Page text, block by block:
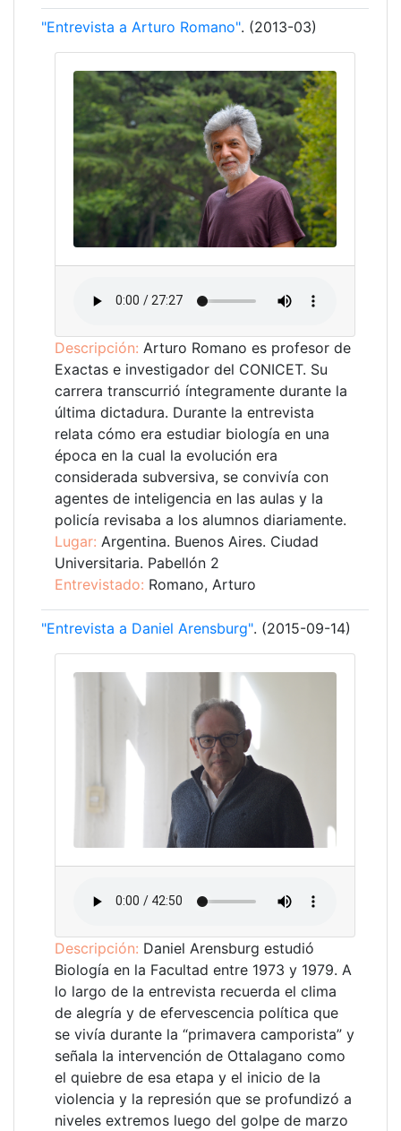
"Entrevista a Arturo Romano". (2013-03)
Descripción: Arturo Romano es profesor de
Exactas e investigador del CONICET. Su
carrera transcurrió íntegramente durante la
última dictadura. Durante la entrevista
relata cómo era estudiar biología en una
época en la cual la evolución era
considerada subversiva, se convivía con
agentes de inteligencia en las aulas y la
policía revisaba a los alumnos diariamente.
Lugar: Argentina. Buenos Aires. Ciudad
Universitaria. Pabellón 2
Entrevistado: Romano, Arturo
"Entrevista a Daniel Arensburg". (2015-09-14)
Descripción: Daniel Arensburg estudió
Biología en la Facultad entre 1973 y 1979. A
lo largo de la entrevista recuerda el clima
de alegría y de efervescencia política que
se vivía durante la “primavera camporista” y
señala la intervención de Ottalagano como
el quiebre de esa etapa y el inicio de la
violencia y la represión que se profundizó a
niveles extremos luego del golpe de marzo